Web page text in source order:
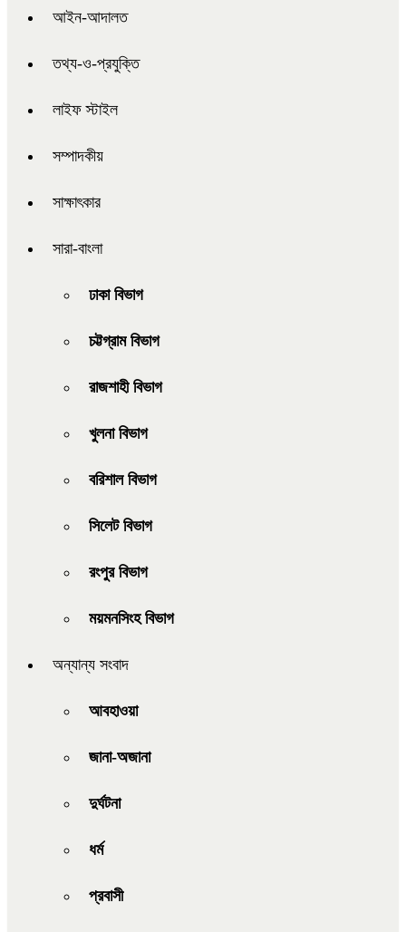
আইন-আদালত
তথ্য-ও-প্রযুক্তি
লাইফ স্টাইল
সম্পাদকীয়
সাক্ষাৎকার
সারা-বাংলা
ঢাকা বিভাগ
চট্টগ্রাম বিভাগ
রাজশাহী বিভাগ
খুলনা বিভাগ
বরিশাল বিভাগ
সিলেট বিভাগ
রংপুর বিভাগ
ময়মনসিংহ বিভাগ
অন্যান্য সংবাদ
আবহাওয়া
জানা-অজানা
দুর্ঘটনা
ধর্ম
প্রবাসী